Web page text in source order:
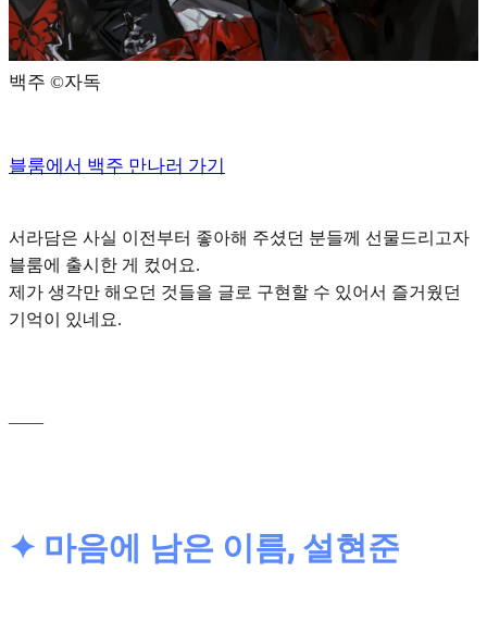
백주 ©️자독
블룸에서 백주 만나러 가기
서라담은 사실 이전부터 좋아해 주셨던 분들께 선물드리고자
블룸에 출시한 게 컸어요.
제가 생각만 해오던 것들을 글로 구현할 수 있어서 즐거웠던
기억이 있네요.
✦ 마음에 남은 이름, 설현준